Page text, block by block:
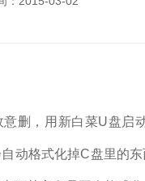
删，用新白菜U盘启
动格式化掉C盘里的